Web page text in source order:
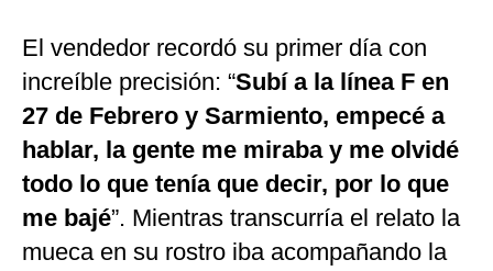
El vendedor recordó su primer día con
increíble precisión: “Subí a la línea F en
27 de Febrero y Sarmiento, empecé a
hablar, la gente me miraba y me olvidé
todo lo que tenía que decir, por lo que
me bajé”. Mientras transcurría el relato la
mueca en su rostro iba acompañando la